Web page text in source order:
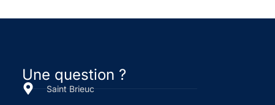
Une question ?
Saint Brieuc